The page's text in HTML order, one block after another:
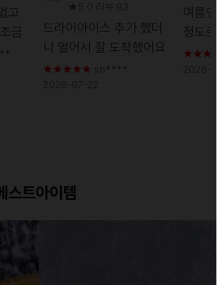
고
금
★5.0
리뷰 93
드라이아이스 추가 했더
니 얼어서 잘 도착했어요
2026-07-21 에 등록된
스마트스토어 구매평
★★★★★
sh****
2026-07-22
여름
정도
하는
자카
2026-
스트아이템